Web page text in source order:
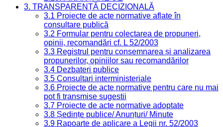
3. TRANSPARENȚĂ DECIZIONALĂ
3.1 Proiecte de acte normative aflate în
consultare publică
3.2 Formular pentru colectarea de propuneri,
opinii, recomandări cf. L 52/2003
3.3 Registrul pentru consemnarea și analizarea
propunerilor, opiniilor sau recomandărilor
3.4 Dezbateri publice
3.5 Consultari interministeriale
3.6 Proiecte de acte normative pentru care nu mai
pot fi transmise sugestii
3.7 Proiecte de acte normative adoptate
3.8 Ședințe publice/ Anunțuri/ Minute
3.9 Rapoarte de aplicare a Legii nr. 52/2003